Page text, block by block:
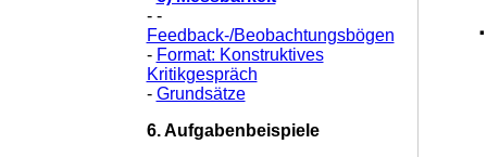
- -
Feedback-/Beobachtungsbögen
- Format: Konstruktives
Kritikgespräch
- Grundsätze
6. Aufgabenbeispiele
·